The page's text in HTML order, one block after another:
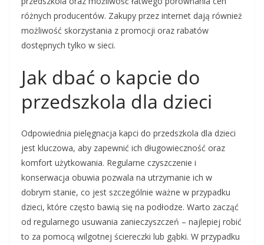
różnych producentów. Zakupy przez internet dają również
możliwość skorzystania z promocji oraz rabatów
dostępnych tylko w sieci.
Jak dbać o kapcie do
przedszkola dla dzieci
Odpowiednia pielęgnacja kapci do przedszkola dla dzieci
jest kluczowa, aby zapewnić ich długowieczność oraz
komfort użytkowania. Regularne czyszczenie i
konserwacja obuwia pozwala na utrzymanie ich w
dobrym stanie, co jest szczególnie ważne w przypadku
dzieci, które często bawią się na podłodze. Warto zacząć
od regularnego usuwania zanieczyszczeń – najlepiej robić
to za pomocą wilgotnej ściereczki lub gąbki. W przypadku